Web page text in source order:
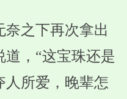
之下再次拿出
，“这宝珠还是
人所爱，晚辈怎